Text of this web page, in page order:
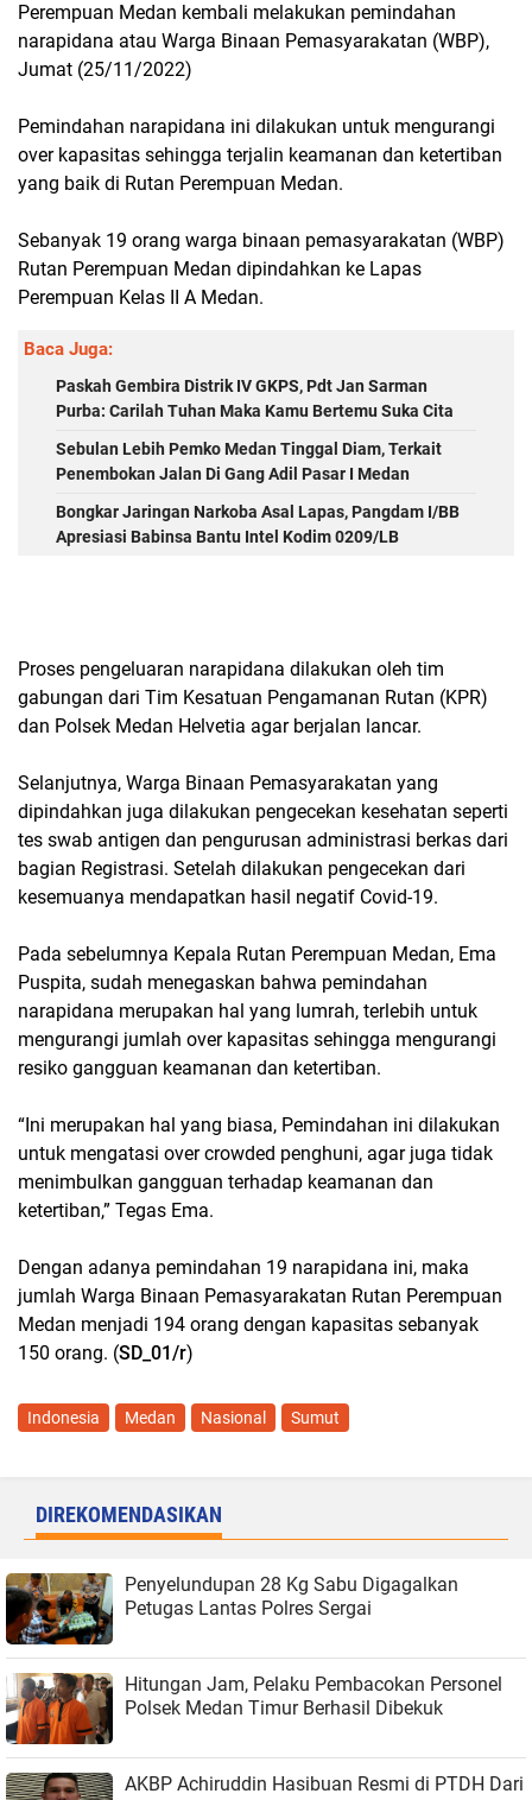
Perempuan Medan kembali melakukan pemindahan
narapidana atau Warga Binaan Pemasyarakatan (WBP),
Jumat (25/11/2022)
Pemindahan narapidana ini dilakukan untuk mengurangi
over kapasitas sehingga terjalin keamanan dan ketertiban
yang baik di Rutan Perempuan Medan.
Sebanyak 19 orang warga binaan pemasyarakatan (WBP)
Rutan Perempuan Medan dipindahkan ke Lapas
Perempuan Kelas II A Medan.
Baca Juga:
Paskah Gembira Distrik IV GKPS, Pdt Jan Sarman
Purba: Carilah Tuhan Maka Kamu Bertemu Suka Cita
Sebulan Lebih Pemko Medan Tinggal Diam, Terkait
Penembokan Jalan Di Gang Adil Pasar I Medan
Bongkar Jaringan Narkoba Asal Lapas, Pangdam I/BB
Apresiasi Babinsa Bantu Intel Kodim 0209/LB
Proses pengeluaran narapidana dilakukan oleh tim
gabungan dari Tim Kesatuan Pengamanan Rutan (KPR)
dan Polsek Medan Helvetia agar berjalan lancar.
Selanjutnya, Warga Binaan Pemasyarakatan yang
dipindahkan juga dilakukan pengecekan kesehatan seperti
tes swab antigen dan pengurusan administrasi berkas dari
bagian Registrasi. Setelah dilakukan pengecekan dari
kesemuanya mendapatkan hasil negatif Covid-19.
Pada sebelumnya Kepala Rutan Perempuan Medan, Ema
Puspita, sudah menegaskan bahwa pemindahan
narapidana merupakan hal yang lumrah, terlebih untuk
mengurangi jumlah over kapasitas sehingga mengurangi
resiko gangguan keamanan dan ketertiban.
“Ini merupakan hal yang biasa, Pemindahan ini dilakukan
untuk mengatasi over crowded penghuni, agar juga tidak
menimbulkan gangguan terhadap keamanan dan
ketertiban,” Tegas Ema.
Dengan adanya pemindahan 19 narapidana ini, maka
jumlah Warga Binaan Pemasyarakatan Rutan Perempuan
Medan menjadi 194 orang dengan kapasitas sebanyak
150 orang. (SD_01/r)
Indonesia Medan Nasional Sumut
DIREKOMENDASIKAN
Penyelundupan 28 Kg Sabu Digagalkan
Petugas Lantas Polres Sergai
Hitungan Jam, Pelaku Pembacokan Personel
Polsek Medan Timur Berhasil Dibekuk
AKBP Achiruddin Hasibuan Resmi di PTDH Dari